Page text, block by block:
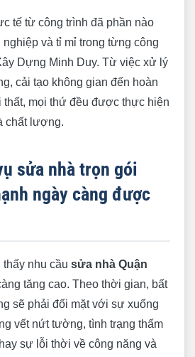
tế từ công trình đã phần nào
và tỉ mỉ trong từng công
Dựng Minh Duy. Từ việc xử lý
cải tạo không gian đến hoàn
thất, mọi thứ đều được thực hiện
chất lượng.
sửa nhà trọn gói
ngày càng được
thấy nhu cầu sửa nhà Quận
tăng cao. Theo thời gian, bất
sẽ phải đối mặt với sự xuống
vết nứt tường, tình trạng thấm
sự lỗi thời về công năng và